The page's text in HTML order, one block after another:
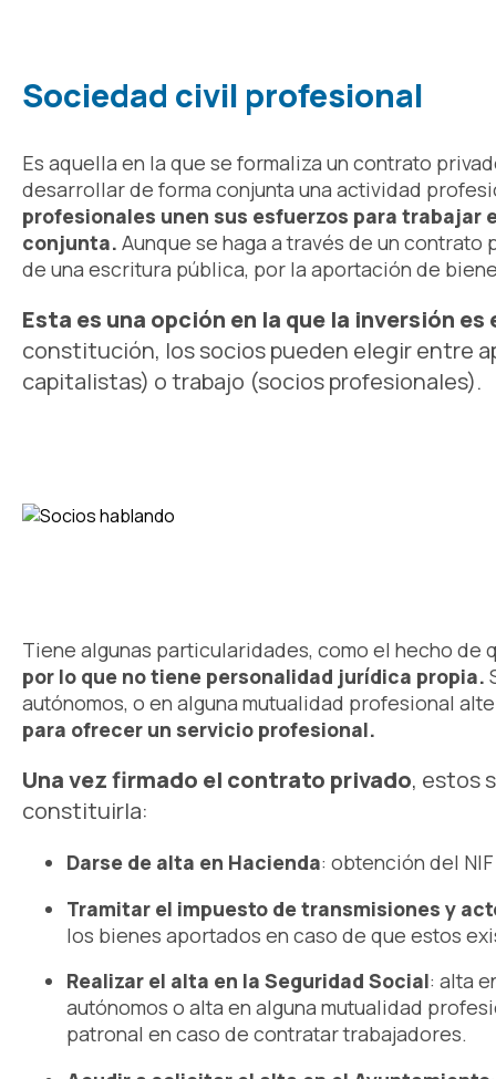
Sociedad civil profesional
Es aquella en la que se formaliza un contrato
desarrollar de forma conjunta una actividad
profesionales unen sus esfuerzos para trabajar
conjunta. Aunque se haga a través de un
de una escritura pública, por la aportación de
Esta es una opción en la que la inversión es
constitución, los socios pueden elegir entre
capitalistas) o trabajo (socios profesionales).
Tiene algunas particularidades, como el hecho de
por lo que no tiene personalidad jurídica propia.
autónomos, o en alguna mutualidad profesional
para ofrecer un servicio profesional.
Una vez firmado el contrato privado, estos
constituirla:
Darse de alta en Hacienda: obtención del
Tramitar el impuesto de transmisiones y
los bienes aportados en caso de que estos
Realizar el alta en la Seguridad Social: alta
autónomos o alta en alguna mutualidad
patronal en caso de contratar trabajadores.